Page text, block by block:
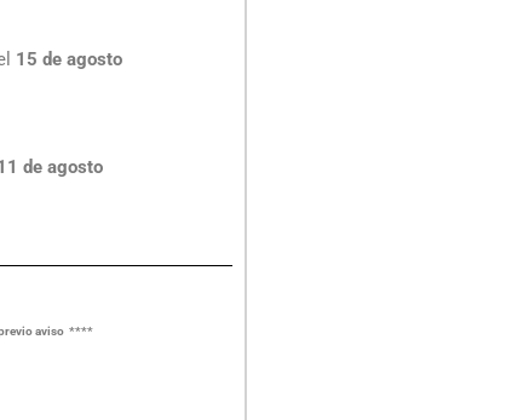
15 de agosto
de agosto
aviso ****